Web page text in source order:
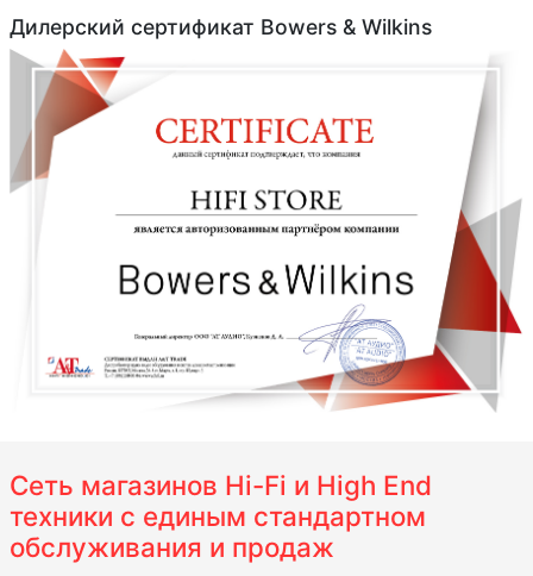
Дилерский сертификат Bowers & Wilkins
Сеть магазинов Hi-Fi и High End
техники с единым стандартном
обслуживания и продаж